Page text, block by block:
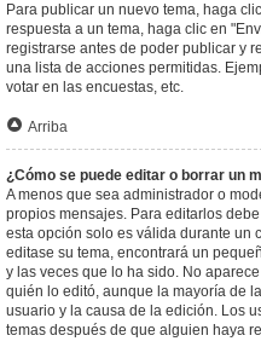
Para publicar un nuevo tema, haga
respuesta a un tema, haga clic en
registrarse antes de poder publicar y
una lista de acciones permitidas.
votar en las encuestas, etc.
Arriba
¿Cómo se puede editar o borrar un
A menos que sea administrador o
propios mensajes. Para editarlos
esta opción solo es válida durante un
editase su tema, encontrará un
y las veces que lo ha sido. No
quién lo editó, aunque la mayoría de
usuario y la causa de la edición. Los
temas después de que alguien haya